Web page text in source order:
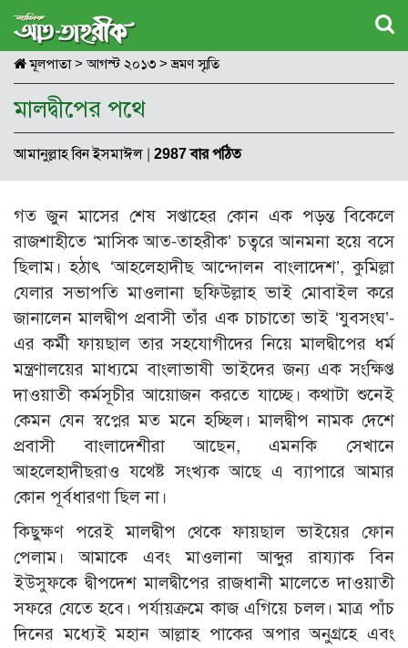
মূলপাতা> আগস্ট ২০১৩ > ভ্রমণ স্মৃতি
মালদ্বীপের পথে
আমানুল্লাহ বিন ইসমাঈল | 2987 বার পঠিত
গত জুন মাসের শেষ সপ্তাহের কোন এক পড়ন্ত বিকেলে
রাজশাহীতে ‘মাসিক আত-তাহরীক’ চত্বরে আনমনা হয়ে বসে
ছিলাম। হঠাৎ ‘আহলেহাদীছ আন্দোলন বাংলাদেশ’, কুমিল্লা
যেলার সভাপতি মাওলানা ছফিউল্লাহ ভাই মোবাইল করে
জানালেন মালদ্বীপ প্রবাসী তাঁর এক চাচাতো ভাই ‘যুবসংঘ’-
এর কর্মী ফায়ছাল তার সহযোগীদের নিয়ে মালদ্বীপের ধর্ম
মন্ত্রণালয়ের মাধ্যমে বাংলাভাষী ভাইদের জন্য এক সংক্ষিপ্ত
দাওয়াতী কর্মসূচীর আয়োজন করতে যাচ্ছে। কথাটা শুনেই
কেমন যেন স্বপ্নের মত মনে হচ্ছিল। মালদ্বীপ নামক দেশে
প্রবাসী বাংলাদেশীরা আছেন, এমনকি সেখানে
আহলেহাদীছরাও যথেষ্ট সংখ্যক আছে এ ব্যাপারে আমার
কোন পূর্বধারণা ছিল না।
কিছুক্ষণ পরেই মালদ্বীপ থেকে ফায়ছাল ভাইয়ের ফোন
পেলাম। আমাকে এবং মাওলানা আব্দুর রায্যাক বিন
ইউসুফকে দ্বীপদেশ মালদ্বীপের রাজধানী মালেতে দাওয়াতী
সফরে যেতে হবে। পর্যায়ক্রমে কাজ এগিয়ে চলল। মাত্র পাঁচ
দিনের মধ্যেই মহান আল্লাহ পাকের অপার অনুগ্রহে এবং